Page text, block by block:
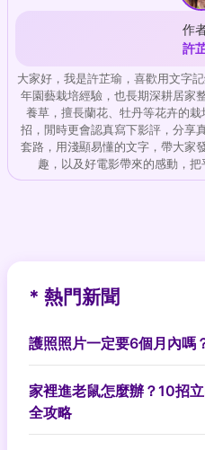
作
許
大家好，我是許芷瑜，喜歡用文字
年園藝栽培經驗，也長期深耕居家
養草，擅長蘭花、牡丹等花卉的
招，閒時更會認真寫下影評，分享
套路，用淺顯易懂的文字，帶大家
趣，以及好電影帶來的感動，把
* 熱門新聞
護照照片一定要6個月內嗎
家裡進老鼠怎麼辦？10招
全攻略